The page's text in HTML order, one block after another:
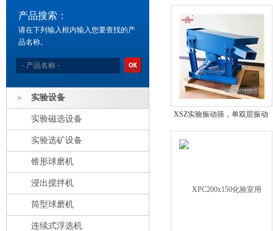
产品搜索：
请在下列输入框内输入您要查找的产
品名称。
实验设备
实验磁选设备
实验选矿设备
锥形球磨机
浸出搅拌机
筒型球磨机
连续式浮选机
XSZ实验振动筛，单双层振动
筛，物料颗粒筛分设备